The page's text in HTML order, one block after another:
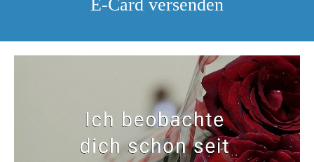
E-Card versenden